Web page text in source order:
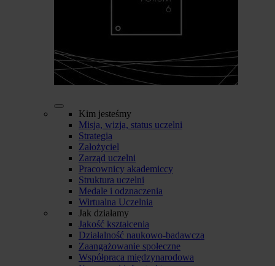
Kim jesteśmy
Misja, wizja, status uczelni
Strategia
Założyciel
Zarząd uczelni
Pracownicy akademiccy
Struktura uczelni
Medale i odznaczenia
Wirtualna Uczelnia
Jak działamy
Jakość kształcenia
Działalność naukowo-badawcza
Zaangażowanie społeczne
Współpraca międzynarodowa